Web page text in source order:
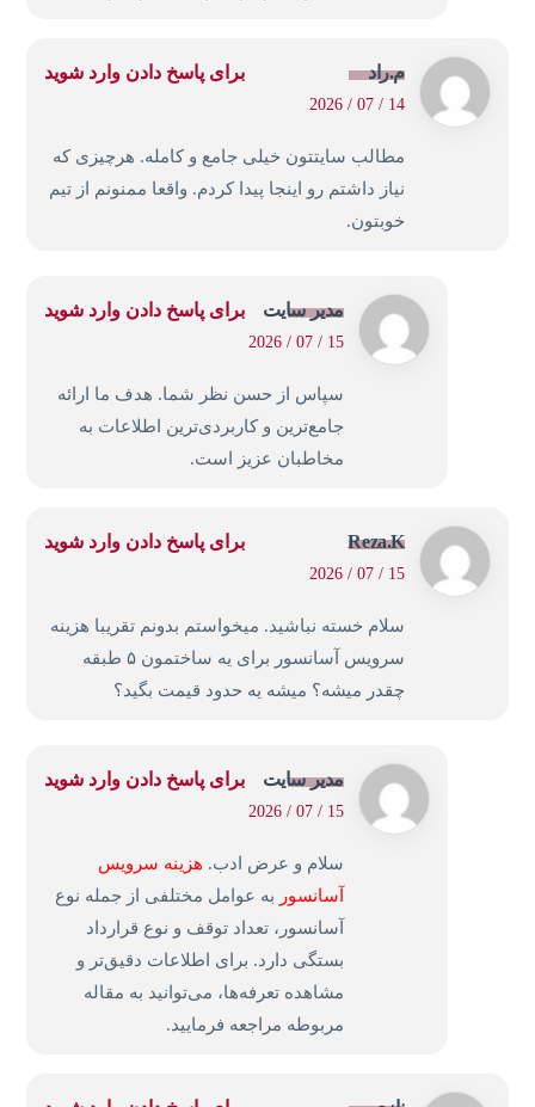
م.راد
14 / 07 / 2026
مطالب سایتتون خیلی جامع و کامله. هرچیزی که
نیاز داشتم رو اینجا پیدا کردم. واقعا ممنونم از تیم
خوبتون.
برای پاسخ دادن وارد شوید
مدیر سایت
15 / 07 / 2026
سپاس از حسن نظر شما. هدف ما ارائه
جامع‌ترین و کاربردی‌ترین اطلاعات به
مخاطبان عزیز است.
برای پاسخ دادن وارد شوید
Reza.K
15 / 07 / 2026
سلام خسته نباشید. میخواستم بدونم تقریبا هزینه
سرویس آسانسور برای یه ساختمون ۵ طبقه
چقدر میشه؟ میشه یه حدود قیمت بگید؟
برای پاسخ دادن وارد شوید
مدیر سایت
15 / 07 / 2026
سلام و عرض ادب. هزینه سرویس
آسانسور به عوامل مختلفی از جمله نوع
آسانسور، تعداد توقف و نوع قرارداد
بستگی دارد. برای اطلاعات دقیق‌تر و
مشاهده تعرفه‌ها، می‌توانید به مقاله
مربوطه مراجعه فرمایید.
برای پاسخ دادن وارد شوید